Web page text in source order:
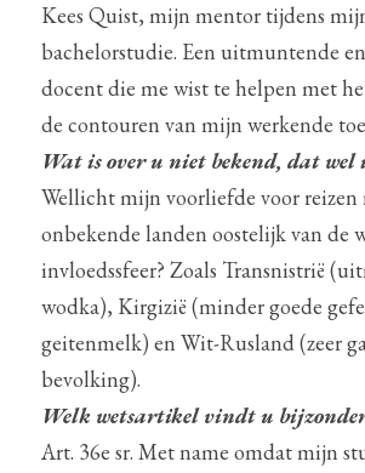
Kees Quist, mijn mentor tijdens
bachelorstudie. Een uitmuntende
docent die me wist te helpen met
de contouren van mijn werkende
Wat is over u niet bekend, dat wel
Wellicht mijn voorliefde voor reizen
onbekende landen oostelijk van de
invloedssfeer? Zoals Transnistrië
wodka), Kirgizië (minder goede
geitenmelk) en Wit-Rusland (zeer
bevolking).
Welk wetsartikel vindt u
Art. 36e sr. Met name omdat mijn